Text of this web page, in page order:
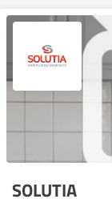
SOLUTIA